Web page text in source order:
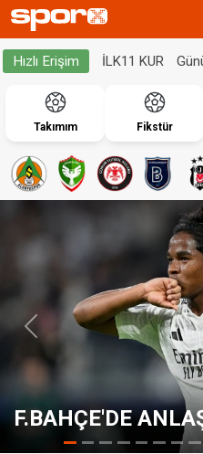
Hızlı Erişim İLK11 KUR
Takımım Fikstür
TAMAM!
Geri